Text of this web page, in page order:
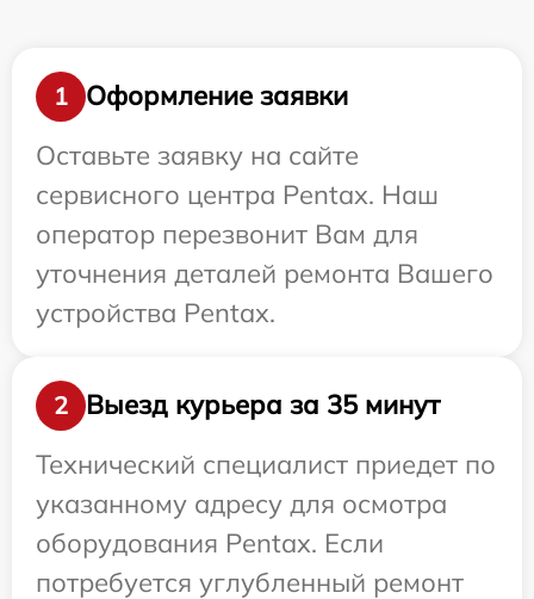
1
Оформление заявки
Оставьте заявку на сайте
сервисного центра Pentax. Наш
оператор перезвонит Вам для
уточнения деталей ремонта Вашего
устройства Pentax.
2
Выезд курьера за 35 минут
Технический специалист приедет по
указанному адресу для осмотра
оборудования Pentax. Если
потребуется углубленный ремонт